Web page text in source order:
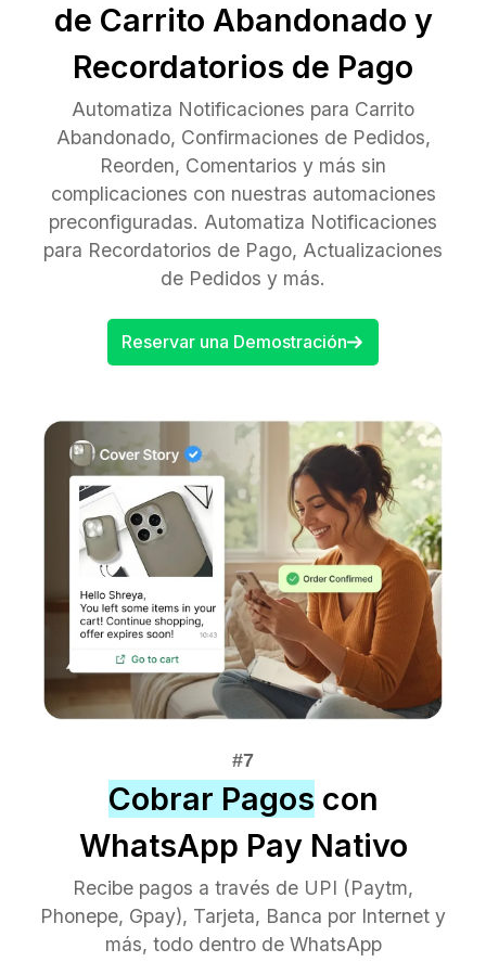
de Carrito Abandonado y
Recordatorios de Pago
Automatiza Notificaciones para Carrito
Abandonado, Confirmaciones de Pedidos,
Reorden, Comentarios y más sin
complicaciones con nuestras automaciones
preconfiguradas. Automatiza Notificaciones
para Recordatorios de Pago, Actualizaciones
de Pedidos y más.
Reservar una Demostración
Cobrar Pagos con
WhatsApp Pay Nativo
Recibe pagos a través de UPI (Paytm,
Phonepe, Gpay), Tarjeta, Banca por Internet y
más, todo dentro de WhatsApp